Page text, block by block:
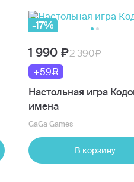
-17%
1 990
2 390
+59
Настольная игра
имена
GaGa Games
В корзину